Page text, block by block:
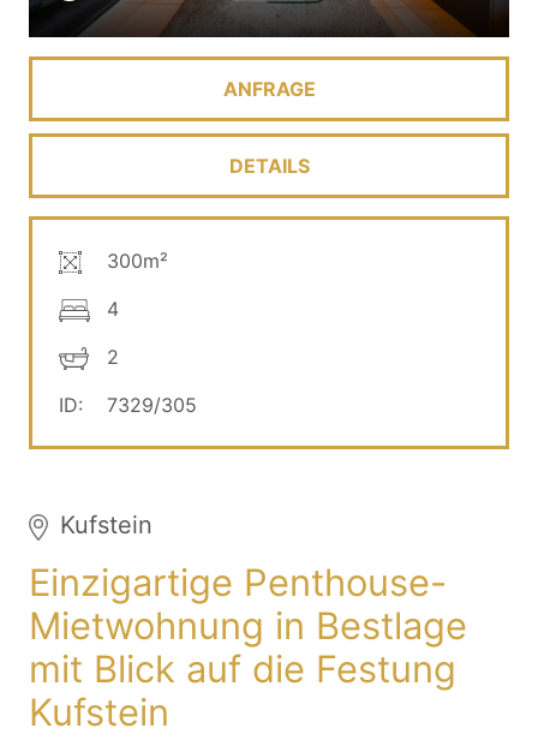
ANFRAGE
DETAILS
300m²
4
2
ID:
7329/305
Kufstein
Einzigartige Penthouse-
Mietwohnung in Bestlage
mit Blick auf die Festung
Kufstein